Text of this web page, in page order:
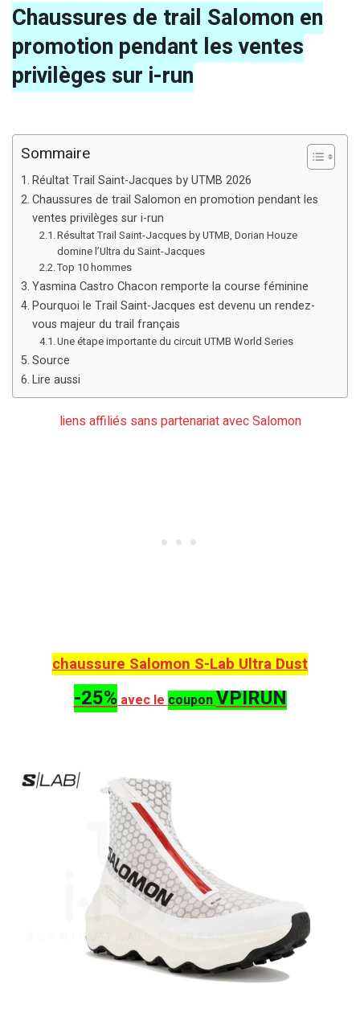
Chaussures de trail Salomon en
promotion pendant les ventes
privilèges sur i-run
Sommaire
Réultat Trail Saint-Jacques by UTMB 2026
Chaussures de trail Salomon en promotion pendant les
ventes privilèges sur i-run
Résultat Trail Saint-Jacques by UTMB, Dorian Houze
domine l’Ultra du Saint-Jacques
Top 10 hommes
Yasmina Castro Chacon remporte la course féminine
Pourquoi le Trail Saint-Jacques est devenu un rendez-
vous majeur du trail français
Une étape importante du circuit UTMB World Series
Source
Lire aussi
liens affiliés sans partenariat avec Salomon
chaussure Salomon S-Lab Ultra Dust
-25%avec lecouponVPIRUN